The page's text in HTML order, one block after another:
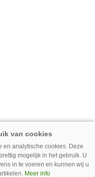
en analytische cookies. Deze
mogelijk in het gebruik. U
in te voeren en kunnen wij u
Meer info